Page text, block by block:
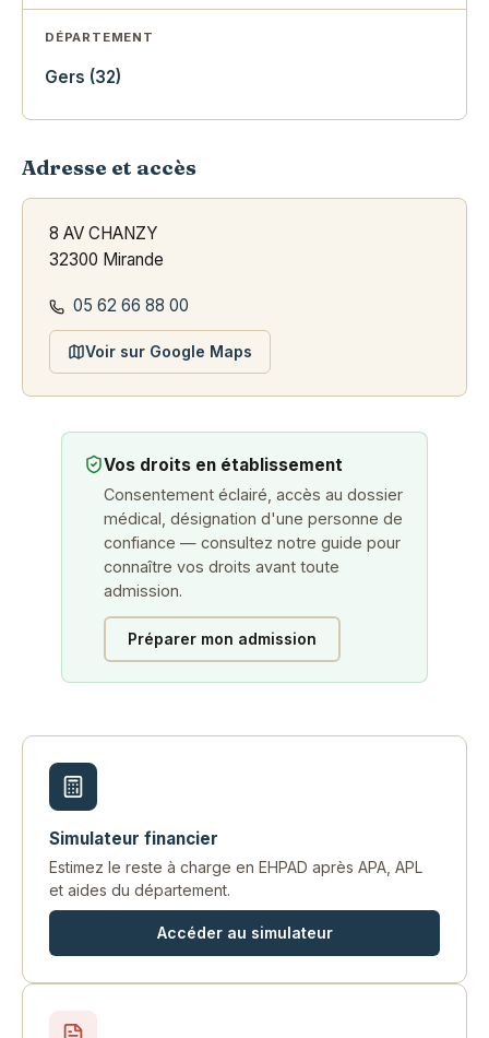
DÉPARTEMENT
Gers (32)
Adresse et accès
8 AV CHANZY
32300 Mirande
05 62 66 88 00
Voir sur Google Maps
Vos droits en établissement
Consentement éclairé, accès au dossier
médical, désignation d'une personne de
confiance — consultez notre guide pour
connaître vos droits avant toute
admission.
Préparer mon admission
Simulateur financier
Estimez le reste à charge en EHPAD après APA, APL
et aides du département.
Accéder au simulateur